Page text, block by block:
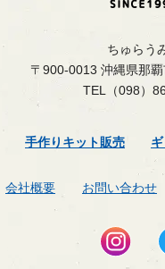
ちゅらう
〒900-0013 沖縄県那
TEL（098）
手作りキット販売
会社概要 お問い合わせ